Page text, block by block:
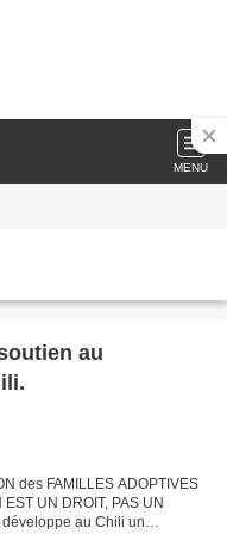
MENU
au
des FAMILLES ADOPTIVES
EST UN DROIT, PAS UN
au Chili un